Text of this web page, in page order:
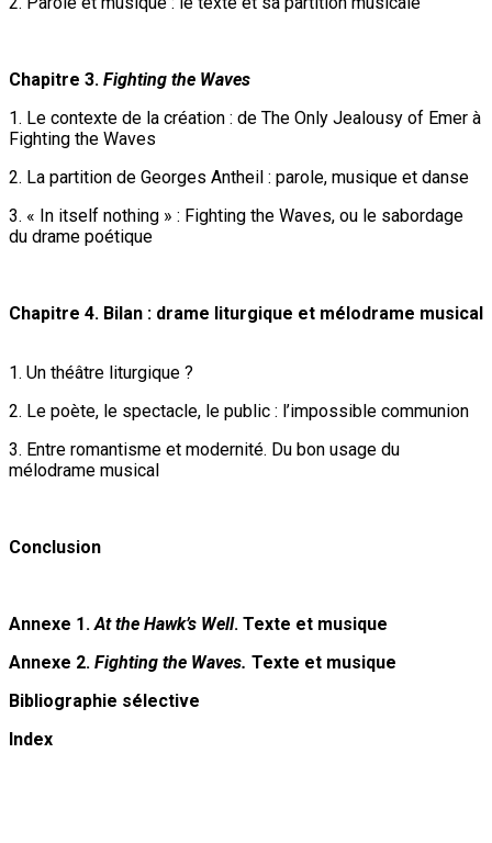
Chapitre 3. Fighting the Waves
1. Le contexte de la création : de The Only Jealousy of Emer à
Fighting the Waves
2. La partition de Georges Antheil : parole, musique et danse
3. « In itself nothing » : Fighting the Waves, ou le sabordage
du drame poétique
Chapitre 4. Bilan : drame liturgique et mélodrame musical
1. Un théâtre liturgique ?
2. Le poète, le spectacle, le public : l’impossible communion
3. Entre romantisme et modernité. Du bon usage du
mélodrame musical
Conclusion
Annexe 1. At the Hawk’s Well. Texte et musique
Annexe 2. Fighting the Waves. Texte et musique
Bibliographie sélective
Index